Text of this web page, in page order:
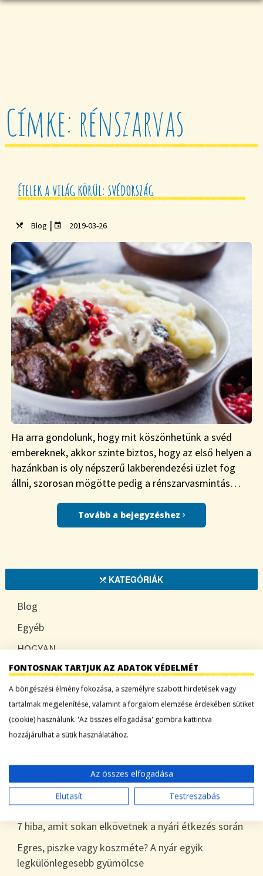
Címke: rénszarvas
ÉTELEK A VILÁG KÖRÜL: SVÉDORSZÁG
Blog | 2019-03-26
Ha arra gondolunk, hogy mit köszönhetünk a svéd
embereknek, akkor szinte biztos, hogy az első helyen a
hazánkban is oly népszerű lakberendezési üzlet fog
állni, szorosan mögötte pedig a rénszarvasmintás…
Tovább a bejegyzéshez
KATEGÓRIÁK
Blog
Egyéb
HOGYAN
TUDATOSAN
LEGFRISSEBB BEJEGYZÉSEK
desszert
Tökszezon: sokoldalú alapanyagok a nyártól
egészen télig
7 hiba, amit sokan elkövetnek a nyári étkezés során
Egres, piszke vagy köszméte? A nyár egyik
legkülönlegesebb gyümölcse
FONTOSNAK TARTJUK AZ ADATOK VÉDELMÉT
A böngészési élmény fokozása, a személyre szabott hirdetések vagy
tartalmak megjelenítése, valamint a forgalom elemzése érdekében sütiket
(cookie) használunk. 'Az összes elfogadása' gombra kattintva
hozzájárulhat a sütik használatához.
Az összes elfogadása
Elutasít
Testreszabás